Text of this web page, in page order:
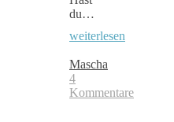
du…
weiterlesen
Mascha
4
Kommentare